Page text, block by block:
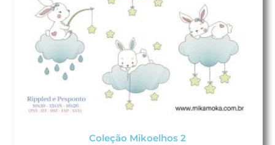
Coleção Mikoelhos 2